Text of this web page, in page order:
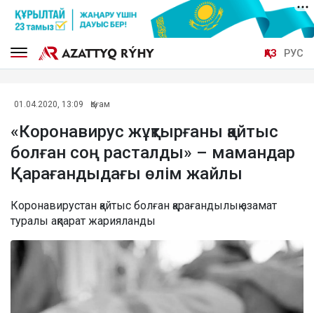
ҚАЗ РУС
01.04.2020, 13:09 Қоғам
«Коронавирус жұқтырғаны қайтыс
болған соң расталды» – мамандар
Қарағандыдағы өлім жайлы
Коронавирустан қайтыс болған қарағандылық азамат
туралы ақпарат жарияланды